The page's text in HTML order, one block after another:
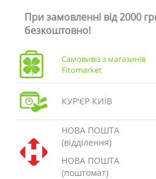
При замовленні від 2000
безкоштовно!
Самовивіз з магазинів
Fitomarket
КУР'ЄР КИЇВ
НОВА ПОШТА
(відділення)
НОВА ПОШТА
(поштомат)